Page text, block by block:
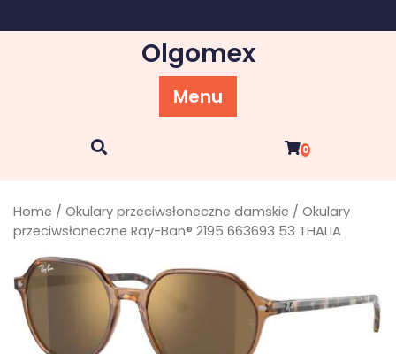
to
Olgomex
Menu
0
Home / Okulary przeciwsłoneczne damskie / Okulary
przeciwsłoneczne Ray-Ban® 2195 663693 53 THALIA